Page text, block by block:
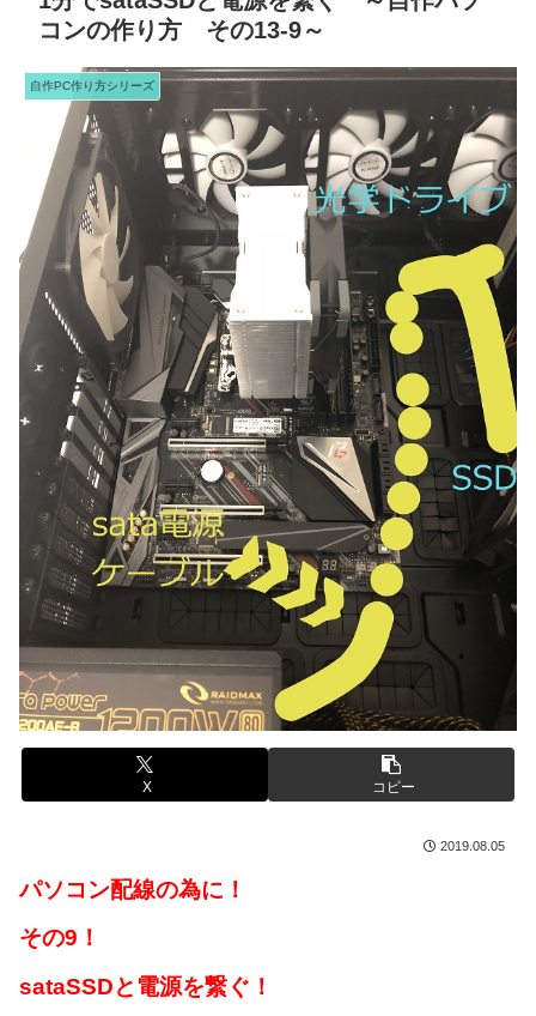
コンの作り方 その13-9～
自作PC作り方シリーズ
X コピー
2019.08.05
パソコン配線の為に！
その9！
sataSSDと電源を繋ぐ！